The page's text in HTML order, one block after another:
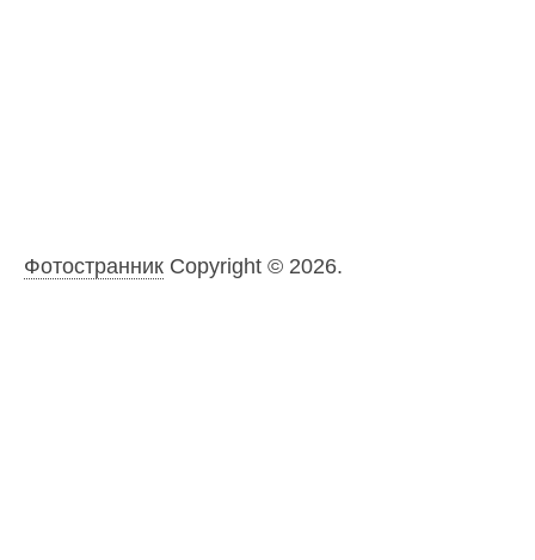
ФотостранникCopyright © 2026.